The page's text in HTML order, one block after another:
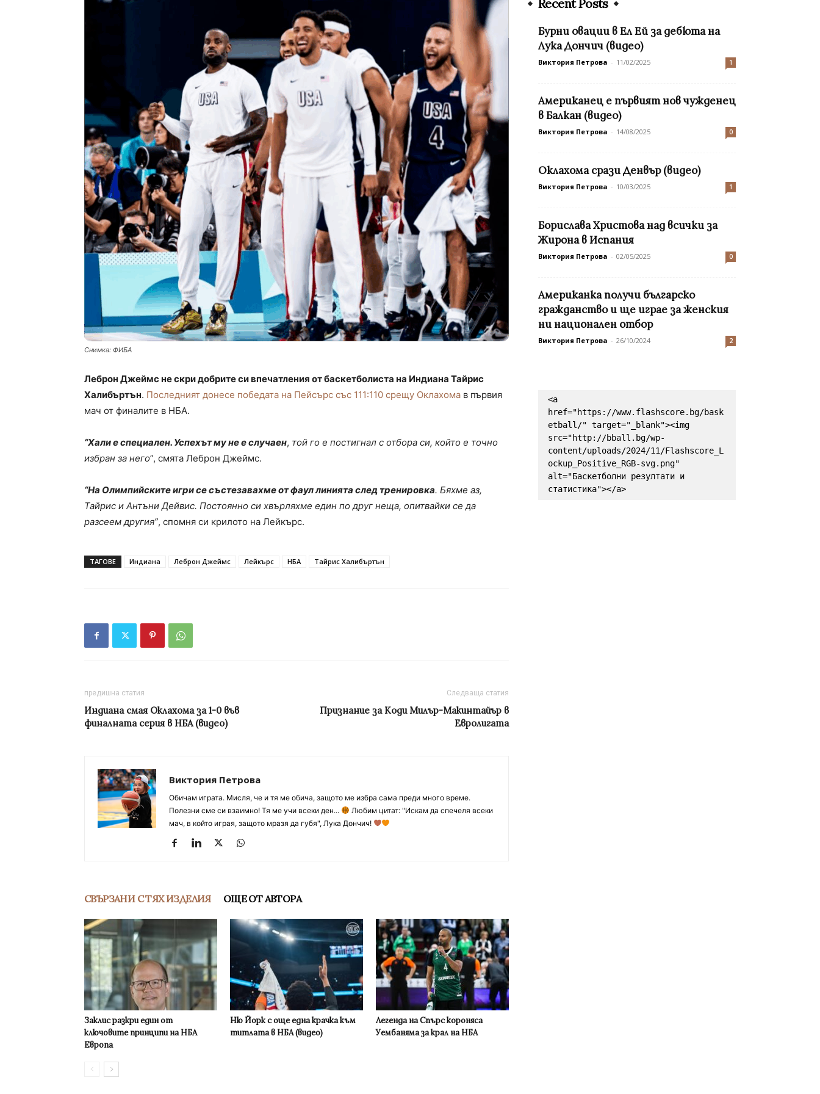
Снимка: ФИБА
Леброн Джеймс не скри добрите си впечатления от баскетболиста на Индиана Тайрис
Халибъртън. Последният донесе победата на Пейсърс със 111:110 срещу Оклахома в първия
мач от финалите в НБА.
“Хали е специален. Успехът му не е случаен, той го е постигнал с отбора си, който е точно
избран за него”, смята Леброн Джеймс.
“На Олимпийските игри се състезавахме от фаул линията след тренировка. Бяхме аз,
Тайрис и Антъни Дейвис. Постоянно си хвърляхме един по друг неща, опитвайки се да
разсеем другия”, спомня си крилото на Лейкърс.
ТАГОВЕ Индиана Леброн Джеймс Лейкърс НБА Тайрис Халибъртън
предишна статия
Индиана смая Оклахома за 1-0 във
финалната серия в НБА (видео)
Следваща статия
Признание за Коди Милър-Макинтайър в
Евролигата
Виктория Петрова
Обичам играта. Мисля, че и тя ме обича, защото ме избра сама преди много време.
Полезни сме си взаимно! Тя ме учи всеки ден...
Любим цитат: "Искам да спечеля всеки
мач, в който играя, защото мразя да губя", Лука Дончич!
СВЪРЗАНИ С ТЯХ ИЗДЕЛИЯ ОЩЕ ОТ АВТОРА
Заклис разкри един от
ключовите принципи на НБА
Европа
Ню Йорк с още една крачка към
титлата в НБА (видео)
Легенда на Спърс короняса
Уембаняма за крал на НБА
Recent Posts
Бурни овации в Ел Ей за дебюта на
Лука Дончич (видео)
Виктория Петрова - 11/02/2025 1
Американец е първият нов чужденец
в Балкан (видео)
Виктория Петрова - 14/08/2025 0
Оклахома срази Денвър (видео)
Виктория Петрова - 10/03/2025 1
Борислава Христова над всички за
Жирона в Испания
Виктория Петрова - 02/05/2025 0
Американка получи българско
гражданство и ще играе за женския
ни национален отбор
Виктория Петрова - 26/10/2024 2
<a
href="https://www.flashscore.bg/bask
etball/" target="_blank"><img
src="http://bball.bg/wp-
content/uploads/2024/11/Flashscore_L
ockup_Positive_RGB-svg.png"
alt="Баскетболни резултати и
статистика"></a>